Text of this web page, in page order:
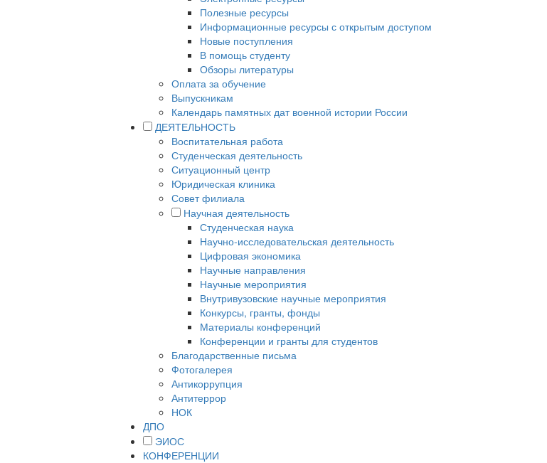
Полезные ресурсы
Информационные ресурсы с открытым доступом
Новые поступления
В помощь студенту
Обзоры литературы
Оплата за обучение
Выпускникам
Календарь памятных дат военной истории России
ДЕЯТЕЛЬНОСТЬ
Воспитательная работа
Студенческая деятельность
Ситуационный центр
Юридическая клиника
Совет филиала
Научная деятельность
Студенческая наука
Научно-исследовательская деятельность
Цифровая экономика
Научные направления
Научные мероприятия
Внутривузовские научные мероприятия
Конкурсы, гранты, фонды
Материалы конференций
Конференции и гранты для студентов
Благодарственные письма
Фотогалерея
Антикоррупция
Антитеррор
НОК
ДПО
ЭИОС
КОНФЕРЕНЦИИ